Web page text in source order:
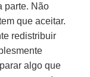
parte. Não
que aceitar.
redistribuir
algo que